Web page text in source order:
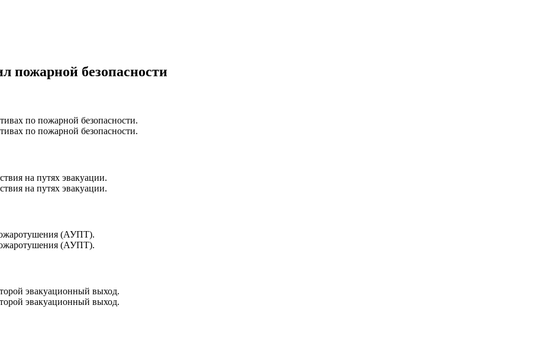
пожарной безопасности
по пожарной безопасности.
по пожарной безопасности.
на путях эвакуации.
на путях эвакуации.
(АУПТ).
(АУПТ).
эвакуационный выход.
эвакуационный выход.